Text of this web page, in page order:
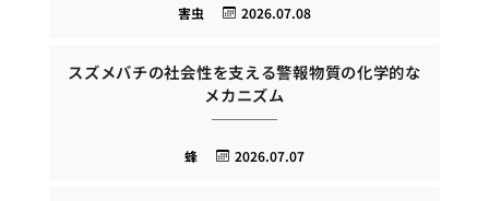
2026.07.08
害虫
スズメバチの社会性を支える警報物質の化学的な
メカニズム
2026.07.07
蜂